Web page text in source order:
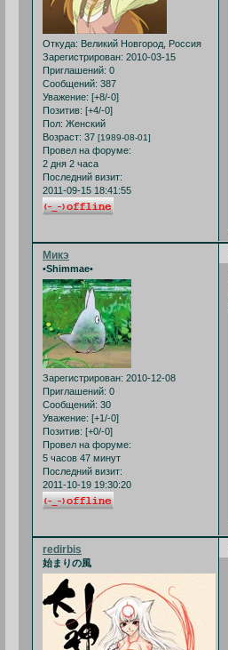
Откуда: Великий Новгород, Россия
Зарегистрирован: 2010-03-15
Приглашений: 0
Сообщений: 387
Уважение: [+8/-0]
Позитив: [+4/-0]
Пол: Женский
Возраст: 37 [1989-08-01]
Провел на форуме:
2 дня 2 часа
Последний визит:
2011-09-15 18:41:55
Микэ
•Shimmae•
Зарегистрирован: 2010-12-08
Приглашений: 0
Сообщений: 30
Уважение: [+1/-0]
Позитив: [+0/-0]
Провел на форуме:
5 часов 47 минут
Последний визит:
2011-10-19 19:30:20
redirbis
始まりの風